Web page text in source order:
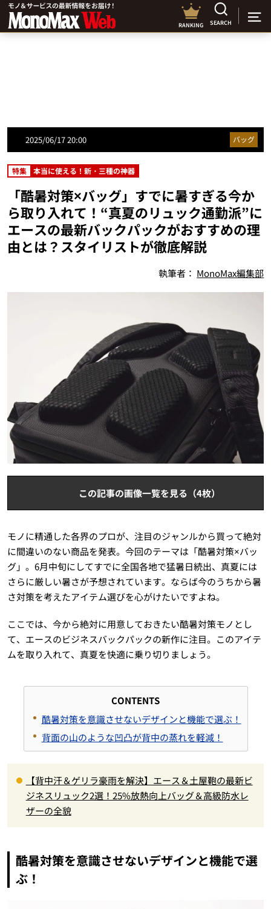
RANKING SEARCH
2025/06/17 20:00 バッグ
特集 本当に使える！新・三種の神器
「酷暑対策×バッグ」すでに暑すぎる今か
ら取り入れて！“真夏のリュック通勤派”に
エースの最新バックパックがおすすめの理
由とは？スタイリストが徹底解説
執筆者： MonoMax編集部
この記事の画像一覧を見る（4枚）
モノに精通した各界のプロが、注目のジャンルから買って絶対
に間違いのない商品を発表。今回のテーマは「酷暑対策×バッ
グ」。6月中旬にしてすでに全国各地で猛暑日続出、真夏には
さらに厳しい暑さが予想されています。ならば今のうちから暑
さ対策を考えたアイテム選びを心がけたいですよね。
ここでは、今から絶対に用意しておきたい酷暑対策モノとし
て、エースのビジネスバックパックの新作に注目。このアイテ
ムを取り入れて、真夏を快適に乗り切りましょう。
CONTENTS
酷暑対策を意識させないデザインと機能で選ぶ！
背面の山のような凹凸が背中の蒸れを軽減！
【背中汗＆ゲリラ豪雨を解決】エース＆土屋鞄の最新ビ
ジネスリュック2選！25%放熱向上バッグ＆高級防水レ
ザーの全貌
酷暑対策を意識させないデザインと機能で選
ぶ！